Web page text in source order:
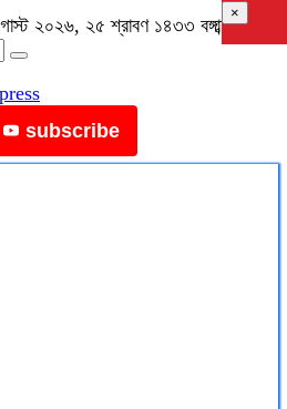
২০২৬, ২৫ শ্রাবণ ১৪৩৩ বঙ্গাব্দ
subscribe
×